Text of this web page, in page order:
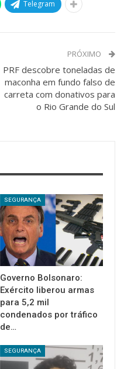
Telegram
PRÓXIMO
PRF descobre toneladas de
maconha em fundo falso de
carreta com donativos para
o Rio Grande do Sul
SEGURANÇA
Governo Bolsonaro:
Exército liberou armas
para 5,2 mil
condenados por tráfico
de…
SEGURANÇA